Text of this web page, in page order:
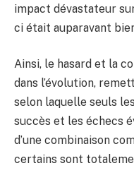
impact dévastateur
ci était auparavant
Ainsi, le hasard et la
dans l’évolution,
selon laquelle seuls
succès et les échecs
d’une combinaison
certains sont